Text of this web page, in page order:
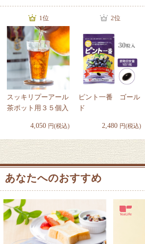
1位
スッキリプーアール
茶ポット用３５個入
4,050 円(税込)
2位
ピント一番 ゴール
ド
2,480 円(税込)
あなたへのおすすめ